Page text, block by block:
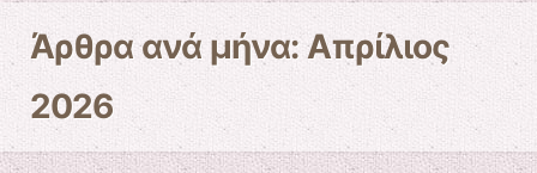
Άρθρα ανά μήνα:Απρίλιος
2026